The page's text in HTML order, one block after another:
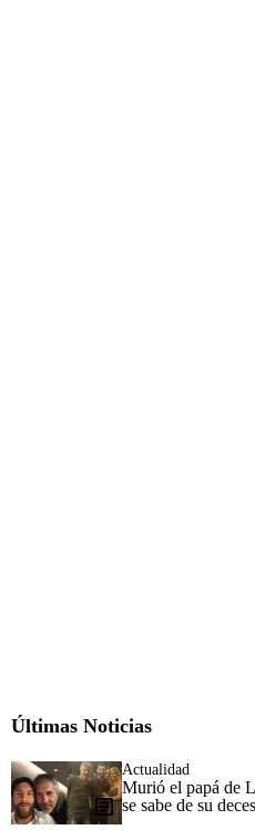
Últimas Noticias
Actualidad
Murió el papá de
se sabe de su